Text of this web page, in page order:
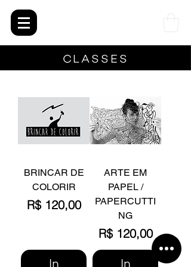
CLASSES
BRINCAR DE
COLORIR
Prijs
R$ 120,00
In
ARTE EM
PAPEL /
PAPERCUTTI
NG
Prijs
R$ 120,00
In